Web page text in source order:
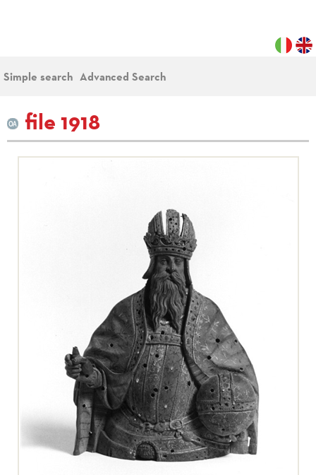
Simple search Advanced Search
file 1918